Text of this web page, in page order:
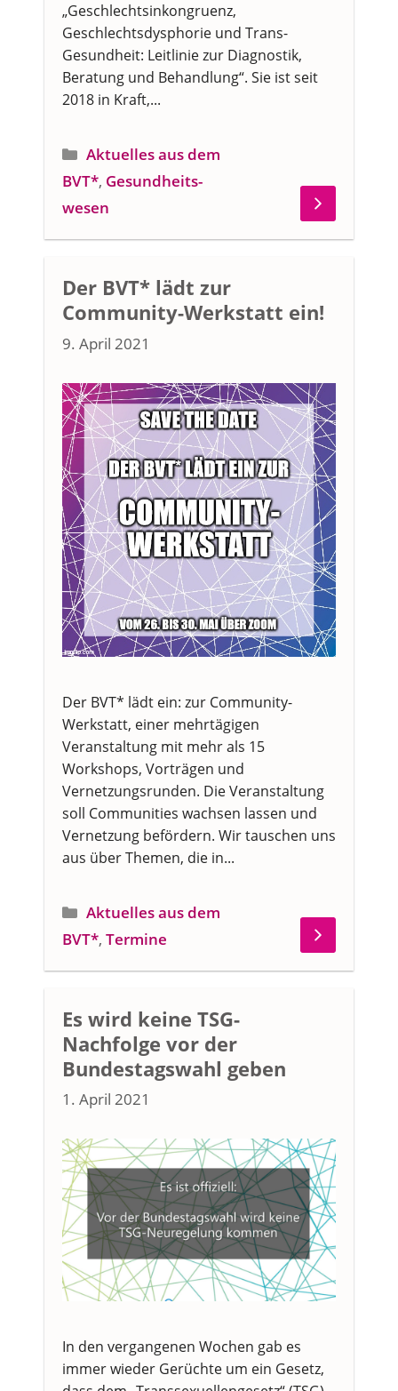
„Geschlechtsinkongruenz,
Geschlechtsdysphorie und Trans-
Gesundheit: Leitlinie zur Diagnostik,
Beratung und Behandlung“. Sie ist seit
2018 in Kraft,...
Kategorien
Aktuelles aus dem
BVT*, Gesund­heits­
wesen
Der BVT* lädt zur
Community-Werkstatt ein!
9. April 2021
Der BVT* lädt ein: zur Community-
Werkstatt, einer mehrtägigen
Veranstaltung mit mehr als 15
Workshops, Vorträgen und
Vernetzungsrunden. Die Veranstaltung
soll Communities wachsen lassen und
Vernetzung befördern. Wir tauschen uns
aus über Themen, die in...
Kategorien
Aktuelles aus dem
BVT*, Termine
Es wird keine TSG-
Nachfolge vor der
Bundestagswahl geben
1. April 2021
In den vergangenen Wochen gab es
immer wieder Gerüchte um ein Gesetz,